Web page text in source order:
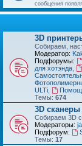
сообщения
3D
Собираем,
Модератор:
Подфорумы:
для хотэнда
ULTi
Темы: 674
3D сканеры
Собираем 3D
Модераторы:
Подфорум:
Темы: 17